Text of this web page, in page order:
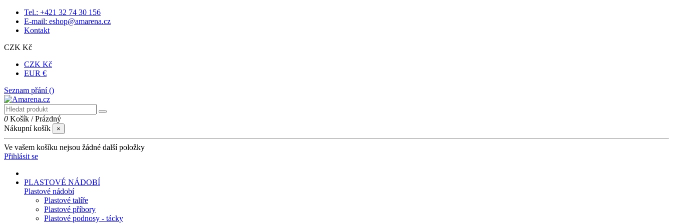
Tel.: +421 32 74 30 156
E-mail: eshop@amarena.cz
Kontakt
CZK Kč
CZK Kč
EUR €
Seznam přání ()
0 Košík /Prázdný
Nákupní košík
×
Ve vašem košíku nejsou žádné další položky
Přihlásit se
PLASTOVÉ NÁDOBÍ
Plastové nádobí
Plastové talíře
Plastové příbory
Plastové podnosy - tácky